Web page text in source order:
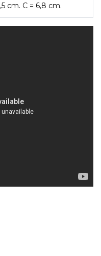
cm. C = 6,8 cm.